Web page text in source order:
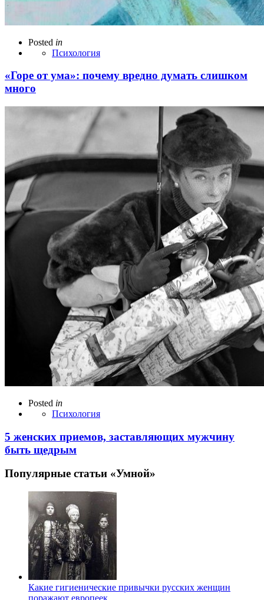
Posted in
Психология
«Горе от ума»: почему вредно думать слишком
много
Posted in
Психология
5 женских приемов, заставляющих мужчину
быть щедрым
Популярные статьи «Умной»
Какие гигиенические привычки русских женщин